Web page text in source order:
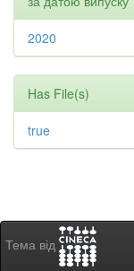
2020
Has File(s)
true
Тема від